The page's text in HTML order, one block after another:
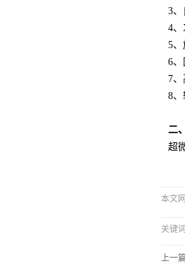
3
4
5
6
7
8
二
超
本文
关键词
上一篇